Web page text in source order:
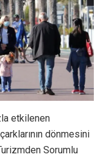
etkilenen
dönmesini
Sorumlu